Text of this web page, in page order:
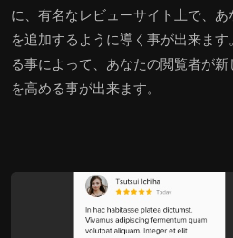
に、有名なレビューサイト上で、
を追加するように導く事が出来ま
る事によって、あなたの閲覧者が
を高める事が出来ます。